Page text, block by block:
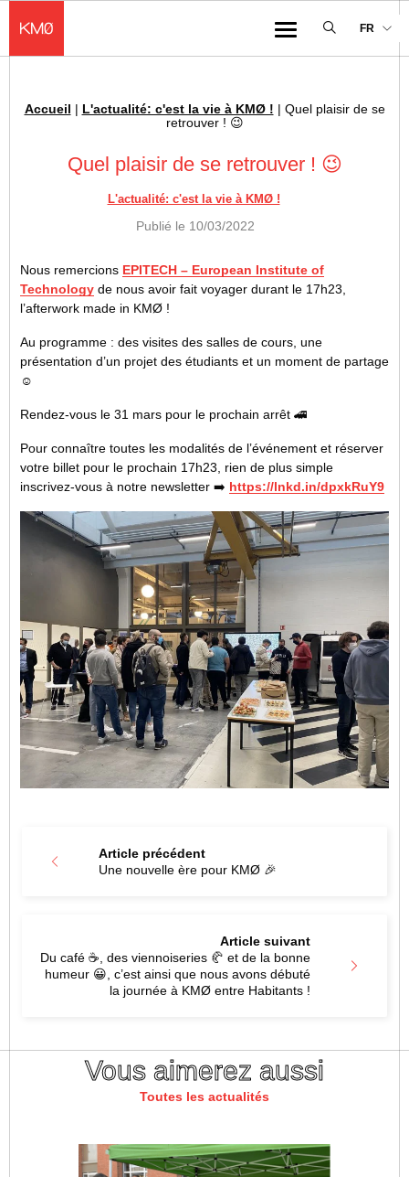
Menu
FR
Fil d'Ariane :
Accueil | L'actualité: c'est la vie à KMØ ! | Quel plaisir de se
retrouver ! 😉
Quel plaisir de se retrouver ! 😉
L'actualité: c'est la vie à KMØ !
Publié le 10/03/2022
Nous remercions EPITECH – European Institute of
Technology de nous avoir fait voyager durant le 17h23,
l’afterwork made in KMØ !
Au programme : des visites des salles de cours, une
présentation d’un projet des étudiants et un moment de partage
☺️
Rendez-vous le 31 mars pour le prochain arrêt 🚄
Pour connaître toutes les modalités de l’événement et réserver
votre billet pour le prochain 17h23, rien de plus simple
inscrivez-vous à notre newsletter ➡️ https://lnkd.in/dpxkRuY9
Article précédent
Une nouvelle ère pour KMØ 🎉
Article suivant
Du café ☕, des viennoiseries 🥐 et de la bonne
humeur 😀, c’est ainsi que nous avons débuté
la journée à KMØ entre Habitants !
Vous aimerez aussi
Toutes les actualités